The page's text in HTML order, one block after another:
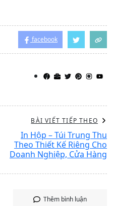
facebook
BÀI VIẾT TIẾP THEO
In Hộp – Túi Trung Thu
Theo Thiết Kế Riêng Cho
Doanh Nghiệp, Cửa Hàng
Thêm bình luận